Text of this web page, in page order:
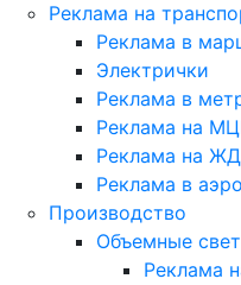
Реклама на
Реклама в
Электрички
Реклама в
Реклама на
Реклама на ЖД
Реклама в
Производство
Объемные
Реклама